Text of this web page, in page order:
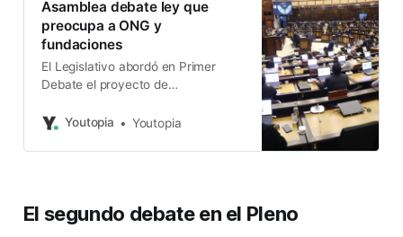
Asamblea debate ley que
preocupa a ONG y
fundaciones
El Legislativo abordó en Primer
Debate el proyecto de
la incorporación de temas
Youtopia Youtopia
El segundo debate en el Pleno